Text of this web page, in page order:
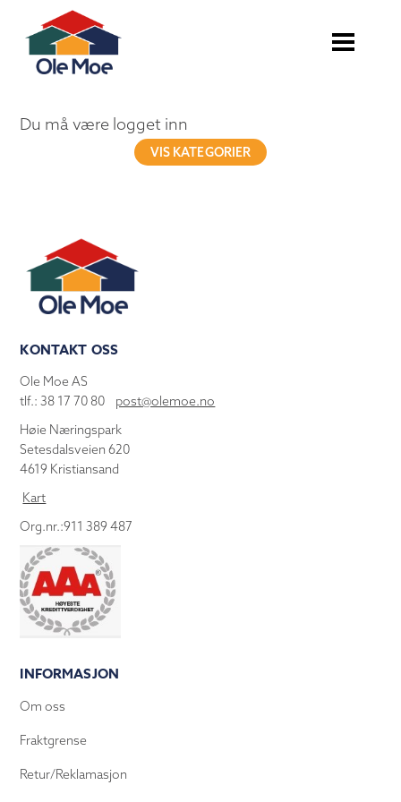
Du må være logget inn
VIS KATEGORIER
KONTAKT OSS
Ole Moe AS
tlf.: 38 17 70 80 post@olemoe.no
Høie Næringspark
Setesdalsveien 620
4619 Kristiansand
Kart
Org.nr.:911 389 487
INFORMASJON
Om oss
Fraktgrense
Retur/Reklamasjon